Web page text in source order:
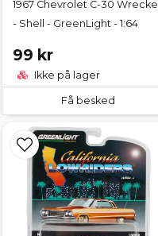
1967 Chevrolet C-30
- Shell - GreenLight - 1:64
99 kr
Ikke på lager
Få besked